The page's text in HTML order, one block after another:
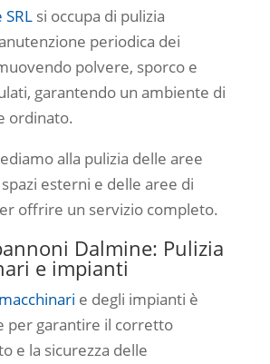
si occupa di pulizia
periodica dei
polvere, sporco e
garantendo un ambiente di
ordinato.
alla pulizia delle aree
esterni e delle aree di
offrire un servizio completo.
Dalmine: Pulizia
e impianti
macchinari e degli impianti è
per garantire il corretto
e la sicurezza delle